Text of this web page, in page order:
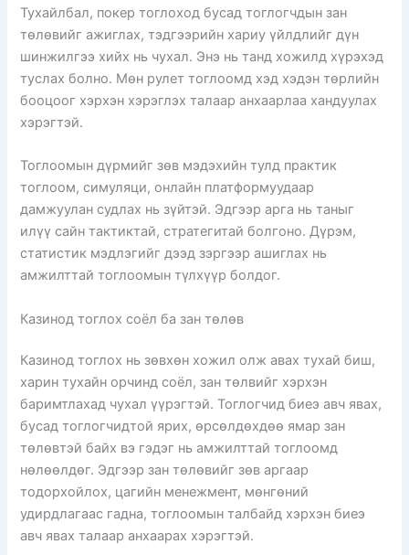
Тухайлбал, покер тоглоход бусад тоглогчдын зан
төлөвийг ажиглах, тэдгээрийн хариу үйлдлийг дүн
шинжилгээ хийх нь чухал. Энэ нь танд хожилд хүрэхэд
туслах болно. Мөн рулет тоглоомд хэд хэдэн төрлийн
бооцоог хэрхэн хэрэглэх талаар анхаарлаа хандуулах
хэрэгтэй.
Тоглоомын дүрмийг зөв мэдэхийн тулд практик
тоглоом, симуляци, онлайн платформуудаар
дамжуулан судлах нь зүйтэй. Эдгээр арга нь таныг
илүү сайн тактиктай, стратегитай болгоно. Дүрэм,
статистик мэдлэгийг дээд зэргээр ашиглах нь
амжилттай тоглоомын түлхүүр болдог.
Казинод тоглох соёл ба зан төлөв
Казинод тоглох нь зөвхөн хожил олж авах тухай биш,
харин тухайн орчинд соёл, зан төлвийг хэрхэн
баримтлахад чухал үүрэгтэй. Тоглогчид биеэ авч явах,
бусад тоглогчидтой ярих, өрсөлдөхдөө ямар зан
төлөвтэй байх вэ гэдэг нь амжилттай тоглоомд
нөлөөлдөг. Эдгээр зан төлөвийг зөв аргаар
тодорхойлох, цагийн менежмент, мөнгөний
удирдлагаас гадна, тоглоомын талбайд хэрхэн биеэ
авч явах талаар анхаарах хэрэгтэй.